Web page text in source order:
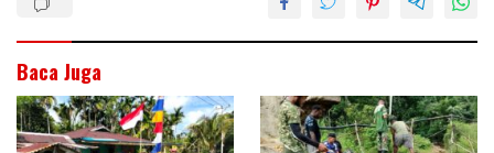
Baca Juga